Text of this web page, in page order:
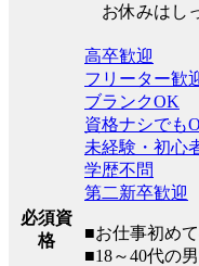
お休みはし
必須資
格
高卒歓迎
フリーター歓
ブランクOK
資格ナシでも
未経験・初心
学歴不問
第二新卒歓迎
■お仕事初め
■18～40代の